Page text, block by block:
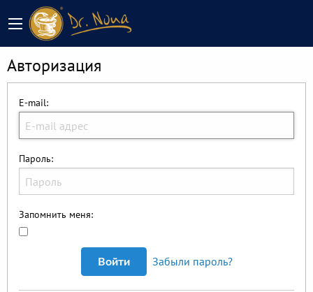
Авторизация
E-mail:
Пароль:
Запомнить меня:
Войти Забыли пароль?